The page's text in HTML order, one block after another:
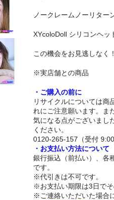
ノークレームノーリター
XYcoloDoll シリコンヘッ
この機会をお見逃しなく！
※実店舗との商品
・ご購入の前に
リサイクルについては商
れにご注意願います。ま
気になる点がございまし
ください。
0120-265-157（受付
・お支払い方法について
銀行振込（前払い）、各
です。
※代引きは不可です。
※お支払い期限は3日でそ
※ご連絡いただいた場合